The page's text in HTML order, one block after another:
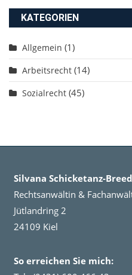
KATEGORIEN
Allgemein (1)
Arbeitsrecht (14)
Sozialrecht (45)
Silvana Schicketanz-
Rechtsanwältin &
Jütlandring 2
24109 Kiel
So erreichen Sie mich: